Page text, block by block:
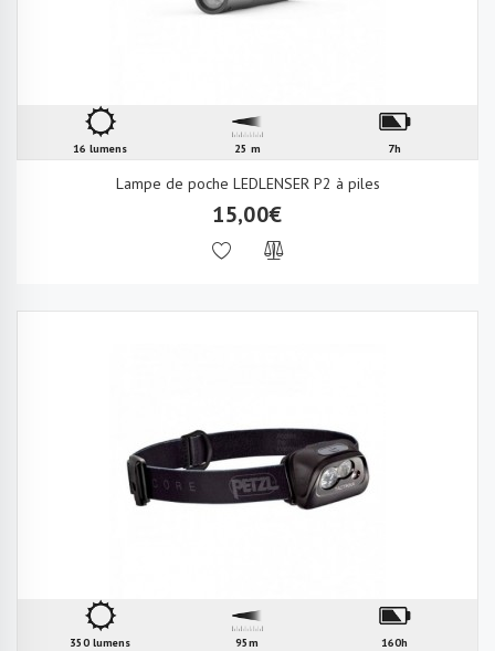
16 lumens 25 m 7h
Lampe de poche LEDLENSER P2 à piles
15,00€
350 lumens 95m 160h